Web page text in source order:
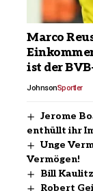
Marco
ist der
JohnsonSportler
Jerome
enthüllt ihr
Unge
Vermögen!
Bill
Robert